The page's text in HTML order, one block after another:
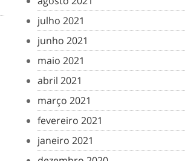
julho 2021
junho 2021
maio 2021
abril 2021
março 2021
fevereiro 2021
janeiro 2021